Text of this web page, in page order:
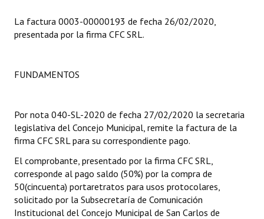
Informes de Gestión
Dictámenes Asesoría Letrada
Informes de Unidad Coordinadora
Actas de Audiencias Públicas
NORMATIVA
La factura 0003-00000193 de fecha 26/02/2020,
presentada por la firma CFC SRL.
FUNDAMENTOS
Por nota 040-SL-2020 de fecha 27/02/2020 la secretaria
legislativa del Concejo Municipal, remite la factura de la
firma CFC SRL para su correspondiente pago.
El comprobante, presentado por la firma CFC SRL,
corresponde al pago saldo (50%) por la compra de
50(cincuenta) portaretratos para usos protocolares,
solicitado por la Subsecretaría de Comunicación
Institucional del Concejo Municipal de San Carlos de